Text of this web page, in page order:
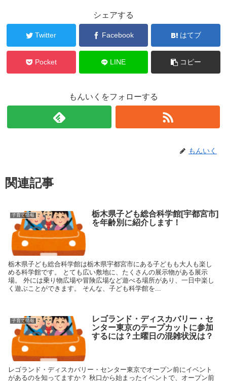
シェアする
Twitter Facebook はてブ
Pocket LINE コピー
もんいくをフォローする
もんいく
関連記事
子育て情報
栃木県子ども総合科学館[宇都宮市]
を年齢別に紹介します！
栃木県子ども総合科学館は栃木県宇都宮市にある子どもも大人も楽し
める科学館です。 とても広い敷地に、たくさんの展示物がある展示
場。 外には乗り物広場や冒険広場など遊べる場所があり、一日中楽し
く遊ぶことができます。 そんな、子ども科学館を...
子育て情報
レゴランド・ディスカバリー・セ
ンター東京のテープカットに参加
するには？土曜日の混雑状況は？
レゴランド・ディスカバリー・センター東京でオープン前にイベント
があるのを知ってますか？ 秋口から始まったイベントで、オープン前